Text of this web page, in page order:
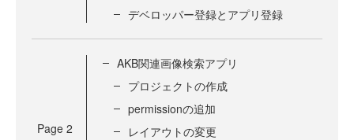
デベロッパー登録とアプリ登録
Page 2
AKB関連画像検索アプリ
プロジェクトの作成
permissionの追加
レイアウトの変更